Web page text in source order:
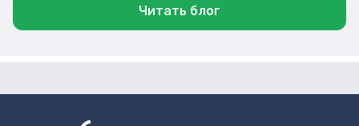
Читать блог